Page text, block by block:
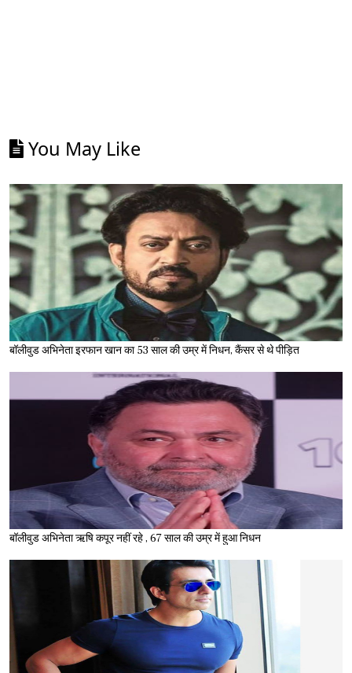
You May Like
बॉलीवुड अभिनेता इरफान खान का 53 साल की उम्र में निधन, कैंसर से थे पीड़ित
बॉलीवुड अभिनेता ऋषि कपूर नहीं रहे , 67 साल की उम्र में हुआ निधन